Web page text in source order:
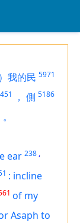
）我的民 5971
， 側 5186
。
ear 238 ,
: incline
of my
Asaph to